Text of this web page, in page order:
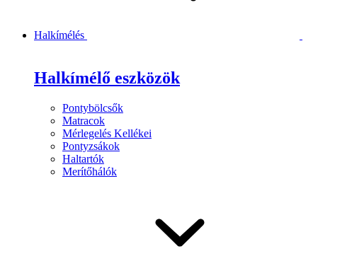
Halkímélés
Halkímélő eszközök
Pontybölcsők
Matracok
Mérlegelés Kellékei
Pontyzsákok
Haltartók
Merítőhálók